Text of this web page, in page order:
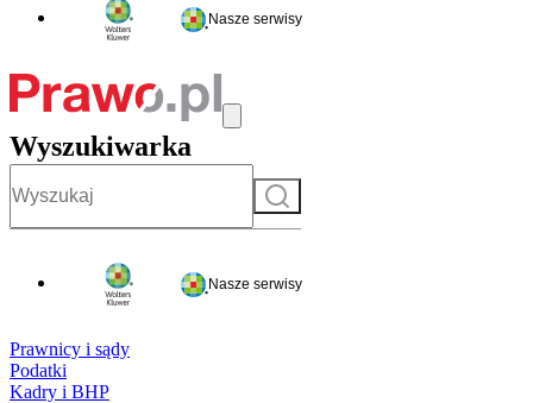
Nasze serwisy
Wyszukiwarka
Szukaj
Nasze serwisy
Prawnicy i sądy
Podatki
Kadry i BHP